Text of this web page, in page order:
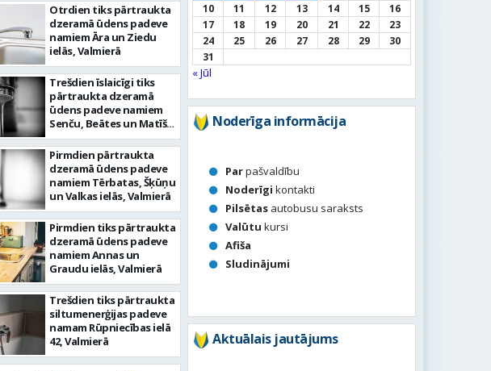
Otrdien tiks pārtraukta
dzeramā ūdens padeve
namiem Āra un Ziedu
ielās, Valmierā
Trešdien īslaicīgi tiks
pārtraukta dzeramā
ūdens padeve namiem
Senču, Beātes un Matīšu
ielās, Valmierā
Pirmdien pārtraukta
dzeramā ūdens padeve
namiem Tērbatas, Šķūņu
un Valkas ielās, Valmierā
Pirmdien tiks pārtraukta
dzeramā ūdens padeve
namiem Annas un
Graudu ielās, Valmierā
Trešdien tiks pārtraukta
siltumenerģijas padeve
namam Rūpniecības ielā
42, Valmierā
10
11 12 13 14 15
16
17
18 19 20 21 22
23
24
25 26 27 28 29
30
31
« Jūl
Noderīga informācija
Parpašvaldību
Noderīgi kontakti
Pilsētas autobusu saraksts
Valūtu kursi
Afiša
Sludinājumi
Aktuālais jautājums